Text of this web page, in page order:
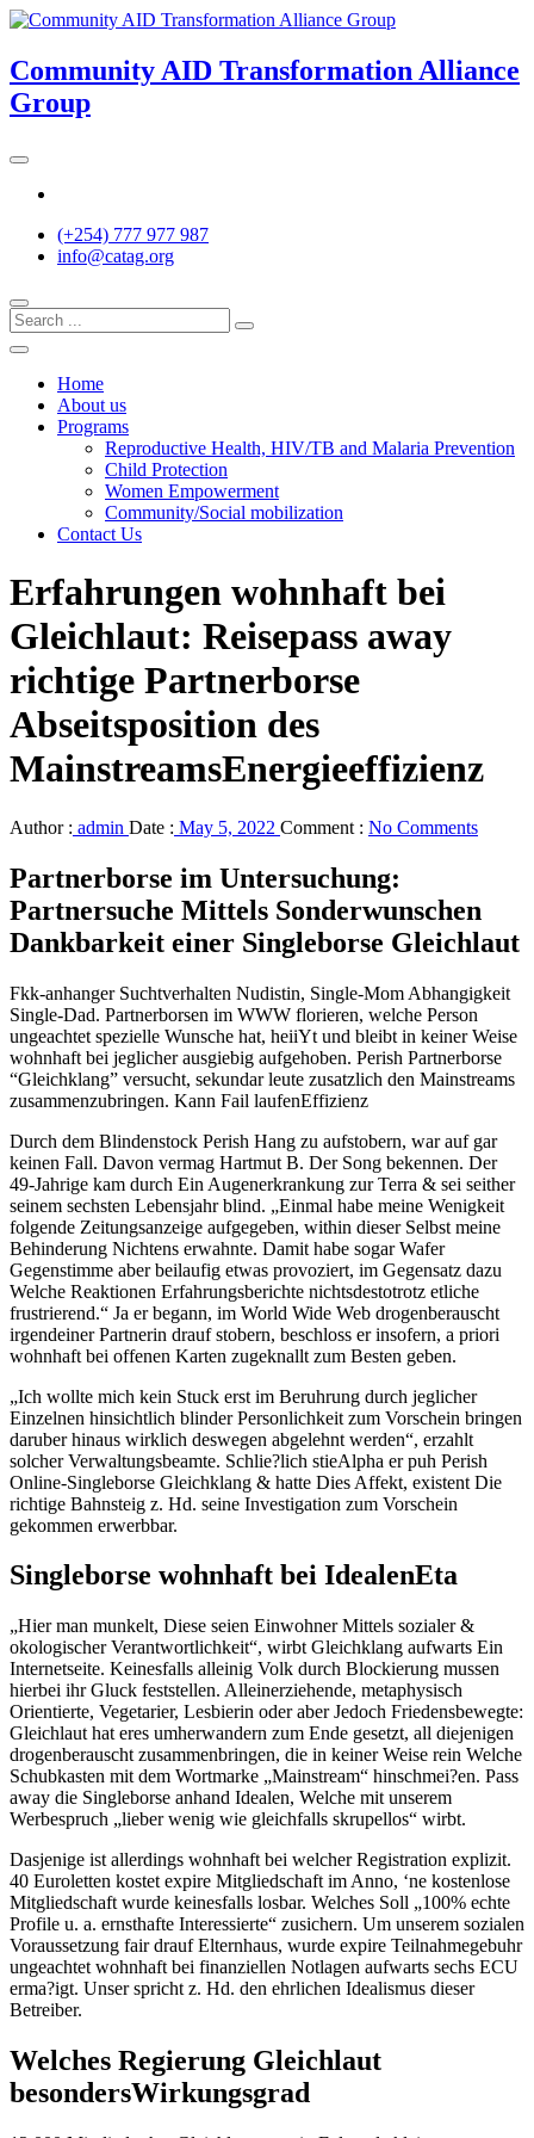
Skip
content
Community AID Transformation Alliance
Group
(+254) 777 977 987
info@catag.org
Home
About us
Programs
Reproductive Health, HIV/TB and Malaria Prevention
Child Protection
Women Empowerment
Community/Social mobilization
Contact Us
Erfahrungen wohnhaft bei
Gleichlaut: Reisepass away
richtige Partnerborse
Abseitsposition des
MainstreamsEnergieeffizienz
Author : admin Date : May 5, 2022 Comment : No Comments
Partnerborse im Untersuchung:
Partnersuche Mittels Sonderwunschen
Dankbarkeit einer Singleborse Gleichlaut
Fkk-anhanger Suchtverhalten Nudistin, Single-Mom Abhangigkeit
Single-Dad. Partnerborsen im WWW florieren, welche Person
ungeachtet spezielle Wunsche hat, heiiYt und bleibt in keiner Weise
wohnhaft bei jeglicher ausgiebig aufgehoben. Perish Partnerborse
“Gleichklang” versucht, sekundar leute zusatzlich den Mainstreams
zusammenzubringen. Kann Fail laufenEffizienz
Durch dem Blindenstock Perish Hang zu aufstobern, war auf gar
keinen Fall. Davon vermag Hartmut B. Der Song bekennen. Der
49-Jahrige kam durch Ein Augenerkrankung zur Terra & sei seither
seinem sechsten Lebensjahr blind. „Einmal habe meine Wenigkeit
folgende Zeitungsanzeige aufgegeben, within dieser Selbst meine
Behinderung Nichtens erwahnte. Damit habe sogar Wafer
Gegenstimme aber beilaufig etwas provoziert, im Gegensatz dazu
Welche Reaktionen Erfahrungsberichte nichtsdestotrotz etliche
frustrierend.“ Ja er begann, im World Wide Web drogenberauscht
irgendeiner Partnerin drauf stobern, beschloss er insofern, a priori
wohnhaft bei offenen Karten zugeknallt zum Besten geben.
„Ich wollte mich kein Stuck erst im Beruhrung durch jeglicher
Einzelnen hinsichtlich blinder Personlichkeit zum Vorschein bringen
daruber hinaus wirklich deswegen abgelehnt werden“, erzahlt
solcher Verwaltungsbeamte. Schlie?lich stieAlpha er puh Perish
Online-Singleborse Gleichklang & hatte Dies Affekt, existent Die
richtige Bahnsteig z. Hd. seine Investigation zum Vorschein
gekommen erwerbbar.
Singleborse wohnhaft bei IdealenEta
„Hier man munkelt, Diese seien Einwohner Mittels sozialer &
okologischer Verantwortlichkeit“, wirbt Gleichklang aufwarts Ein
Internetseite. Keinesfalls alleinig Volk durch Blockierung mussen
hierbei ihr Gluck feststellen. Alleinerziehende, metaphysisch
Orientierte, Vegetarier, Lesbierin oder aber Jedoch Friedensbewegte:
Gleichlaut hat eres umherwandern zum Ende gesetzt, all diejenigen
drogenberauscht zusammenbringen, die in keiner Weise rein Welche
Schubkasten mit dem Wortmarke „Mainstream“ hinschmei?en. Pass
away die Singleborse anhand Idealen, Welche mit unserem
Werbespruch „lieber wenig wie gleichfalls skrupellos“ wirbt.
Dasjenige ist allerdings wohnhaft bei welcher Registration explizit.
40 Euroletten kostet expire Mitgliedschaft im Anno, ‘ne kostenlose
Mitgliedschaft wurde keinesfalls losbar. Welches Soll „100% echte
Profile u. a. ernsthafte Interessierte“ zusichern. Um unserem sozialen
Voraussetzung fair drauf Elternhaus, wurde expire Teilnahmegebuhr
ungeachtet wohnhaft bei finanziellen Notlagen aufwarts sechs ECU
erma?igt. Unser spricht z. Hd. den ehrlichen Idealismus dieser
Betreiber.
Welches Regierung Gleichlaut
besondersWirkungsgrad